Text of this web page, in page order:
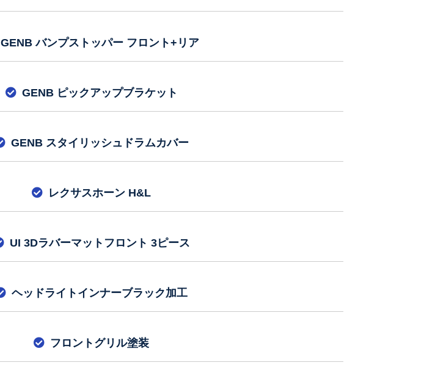
GENB バンプストッパー フロント+リア
GENB ピックアップブラケット
GENB スタイリッシュドラムカバー
レクサスホーン H&L
UI 3Dラバーマットフロント 3ピース
ヘッドライトインナーブラック加工
フロントグリル塗装